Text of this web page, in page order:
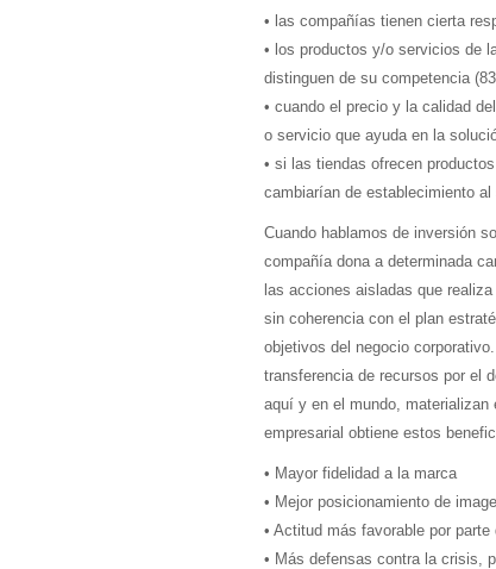
• las compañías tienen cierta
• los productos y/o servicios de
distinguen de su competencia
• cuando el precio y la calidad
o servicio que ayuda en la
• si las tiendas ofrecen
cambiarían de establecimiento
Cuando hablamos de inversión
compañía dona a determinada
las acciones aisladas que
sin coherencia con el plan
objetivos del negocio
transferencia de recursos por el
aquí y en el mundo,
empresarial obtiene estos
• Mayor fidelidad a la marca
• Mejor posicionamiento de
• Actitud más favorable por
• Más defensas contra la crisis,